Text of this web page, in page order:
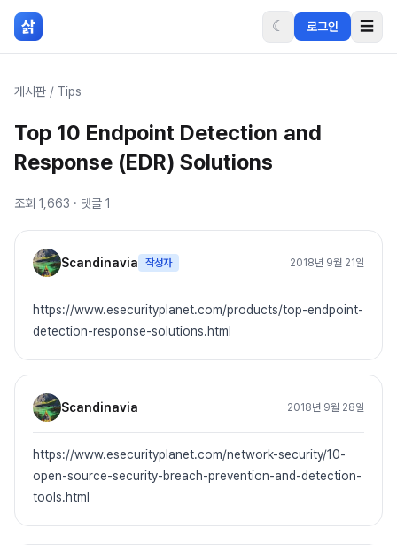
본문 바로가기
삵 ☾ 로그인 ☰
게시판 / Tips
Top 10 Endpoint Detection and
Response (EDR) Solutions
조회 1,663 · 댓글 1
Scandinavia 작성자 2018년 9월 21일
https://www.esecurityplanet.com/products/top-endpoint-
detection-response-solutions.html
Scandinavia 2018년 9월 28일
https://www.esecurityplanet.com/network-security/10-
open-source-security-breach-prevention-and-detection-
tools.html